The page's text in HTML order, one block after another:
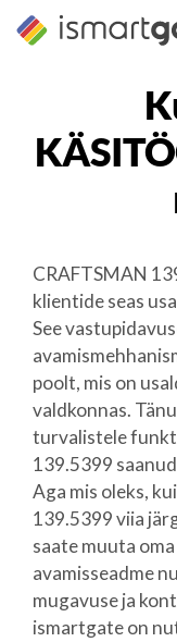
Skip
CRAFTSMAN
klientide seas
See
poolt, mis on
valdkonnas.
turvalistele
139.5399
Aga mis oleks,
139.5399 viia
saate muuta
avamisseadme
mugavuse ja
ismartgate on